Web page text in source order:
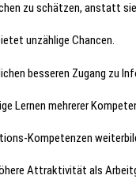
zu schätzen, anstatt
unzählige Chancen.
besseren Zugang zu
Lernen mehrerer
Kompetenzen
Attraktivität als